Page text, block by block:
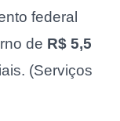
federal
de R$ 5,5
(Serviços